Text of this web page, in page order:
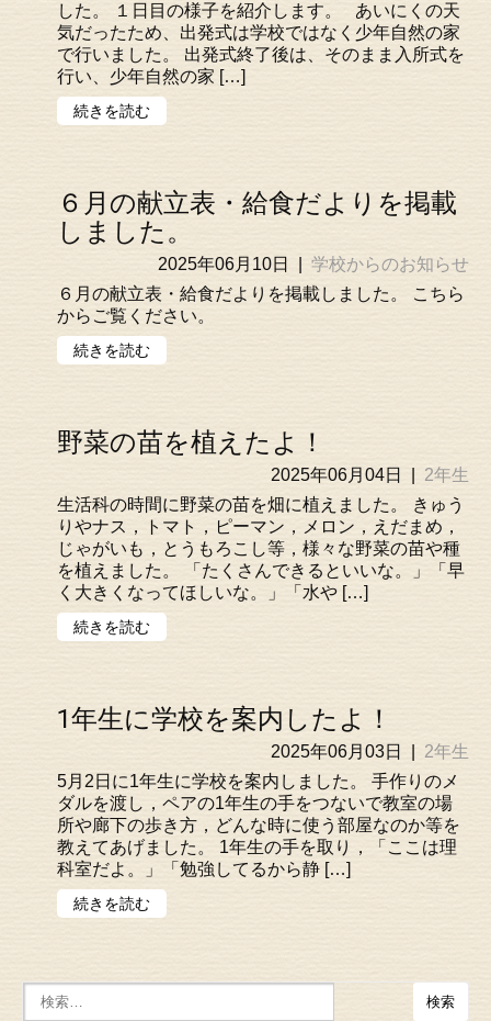
した。 １日目の様子を紹介します。 あいにくの天
気だったため、出発式は学校ではなく少年自然の家
で行いました。 出発式終了後は、そのまま入所式を
行い、少年自然の家 […]
続きを読む
６月の献立表・給食だよりを掲載
しました。
2025年06月10日
学校からのお知らせ
６月の献立表・給食だよりを掲載しました。 こちら
からご覧ください。
続きを読む
野菜の苗を植えたよ！
2025年06月04日
2年生
生活科の時間に野菜の苗を畑に植えました。 きゅう
りやナス，トマト，ピーマン，メロン，えだまめ，
じゃがいも，とうもろこし等，様々な野菜の苗や種
を植えました。 「たくさんできるといいな。」「早
く大きくなってほしいな。」「水や […]
続きを読む
1年生に学校を案内したよ！
2025年06月03日
2年生
5月2日に1年生に学校を案内しました。 手作りのメ
ダルを渡し，ペアの1年生の手をつないで教室の場
所や廊下の歩き方，どんな時に使う部屋なのか等を
教えてあげました。 1年生の手を取り，「ここは理
科室だよ。」「勉強してるから静 […]
続きを読む